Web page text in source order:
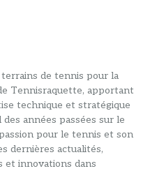
de tennis pour la
Tennisraquette, apportant
technique et stratégique
des années passées sur le
pour le tennis et son
dernières actualités,
et innovations dans